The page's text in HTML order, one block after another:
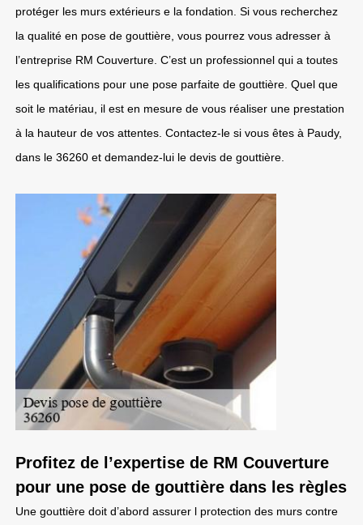
protéger les murs extérieurs e la fondation. Si vous recherchez
la qualité en pose de gouttière, vous pourrez vous adresser à
l’entreprise RM Couverture. C’est un professionnel qui a toutes
les qualifications pour une pose parfaite de gouttière. Quel que
soit le matériau, il est en mesure de vous réaliser une prestation
à la hauteur de vos attentes. Contactez-le si vous êtes à Paudy,
dans le 36260 et demandez-lui le devis de gouttière.
Profitez de l’expertise de RM Couverture
pour une pose de gouttière dans les règles
Une gouttière doit d’abord assurer l protection des murs contre